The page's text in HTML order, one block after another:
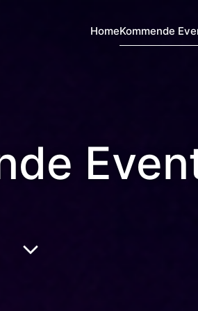
HomeKommende